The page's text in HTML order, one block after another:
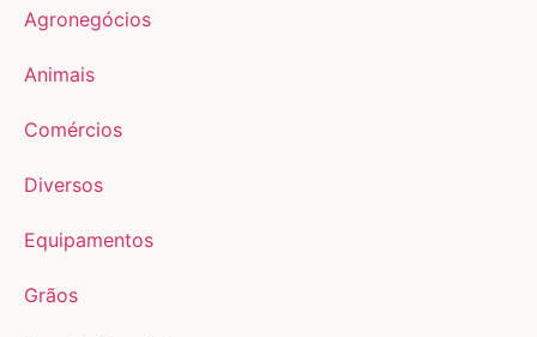
Agronegócios
Animais
Comércios
Diversos
Equipamentos
Grãos